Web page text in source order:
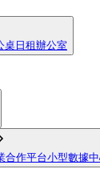
桌 日租辦公室
合作平台小型數據